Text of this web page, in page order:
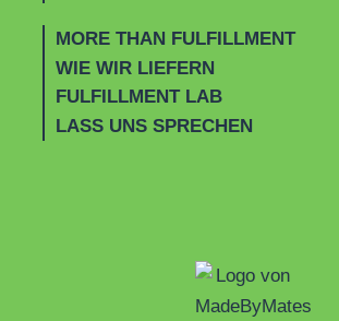
MORE THAN FULFILLMENT
WIE WIR LIEFERN
FULFILLMENT LAB
LASS UNS SPRECHEN